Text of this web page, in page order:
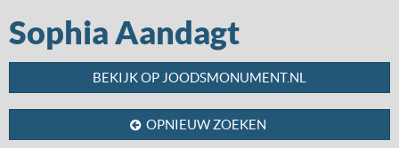
Sophia Aandagt
BEKIJK OP JOODSMONUMENT.NL
OPNIEUW ZOEKEN